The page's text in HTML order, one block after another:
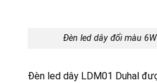
Đèn led dây đổi màu
Đèn led dây LDM01 Duhal